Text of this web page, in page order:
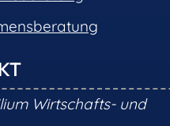
Wirtschafts- und